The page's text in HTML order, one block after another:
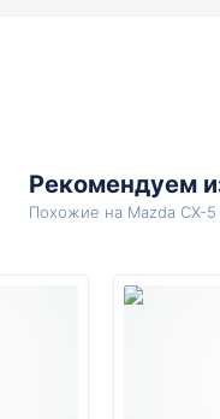
Рекомендуем
Похожие на Mazda CX-5